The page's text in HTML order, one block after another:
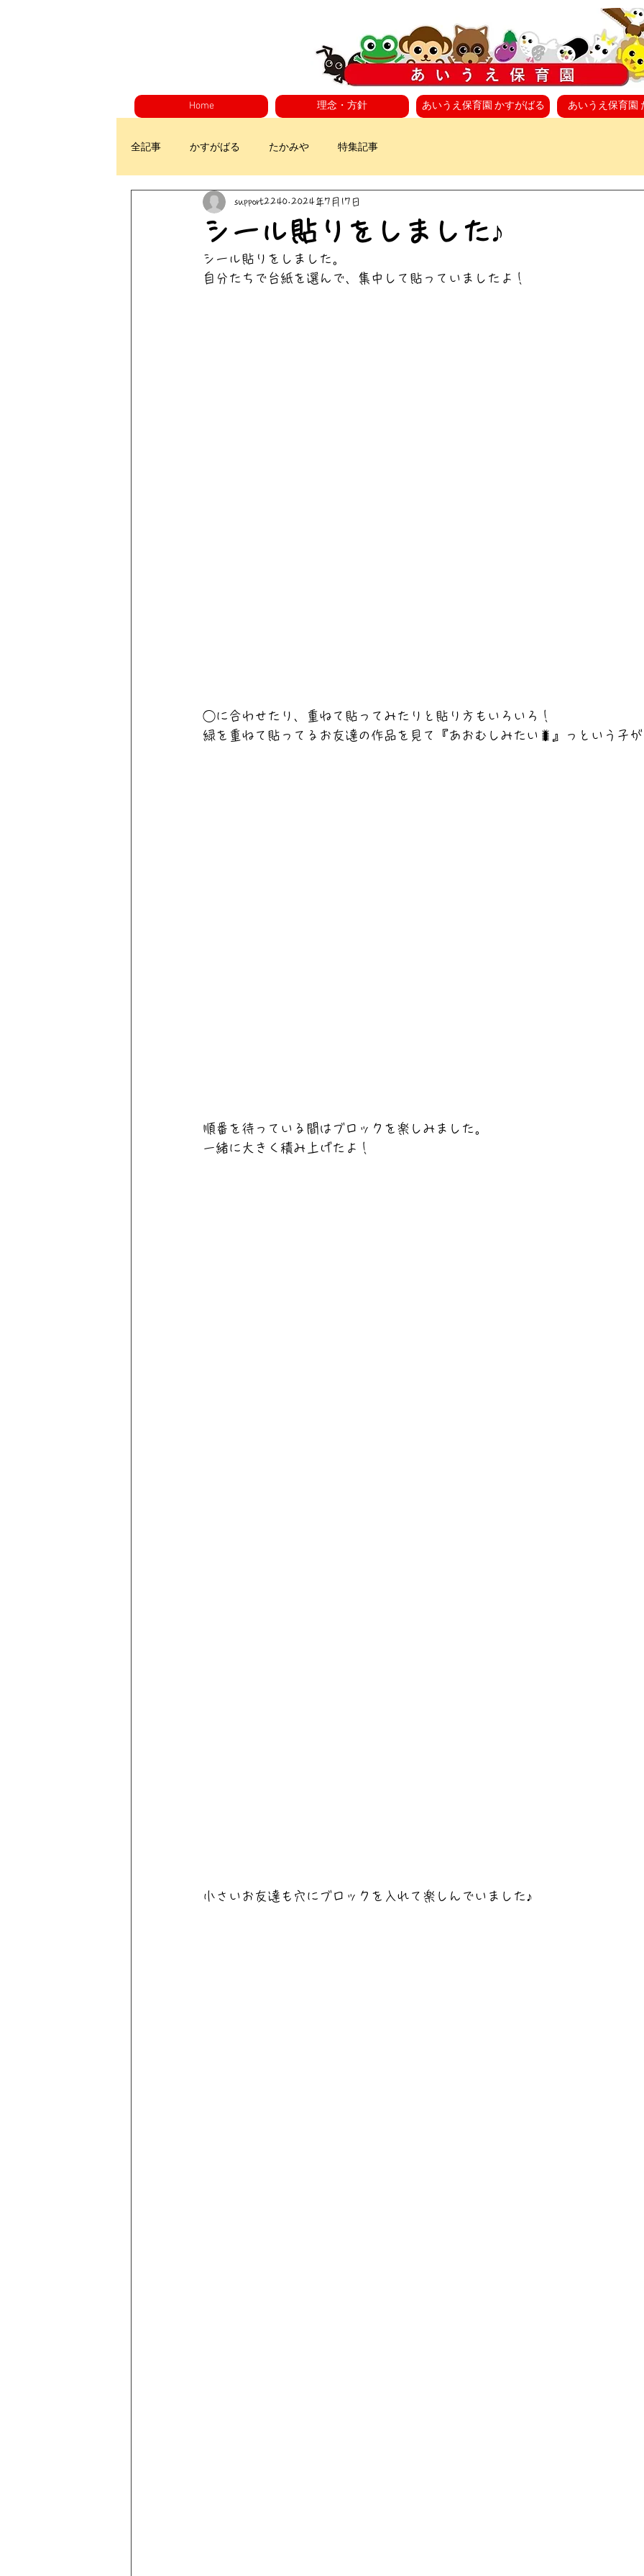
Home 理念・方針 あいうえ保育園 かすがばる あいうえ保育園
全記事 かすがばる たかみや 特集記事
シール貼りをしました♪
support2240 2024年7月17日
シール貼りをしました。
自分たちで台紙を選んで、集中して貼っていましたよ！
◯に合わせたり、重ねて貼ってみたりと貼り方もいろいろ！
緑を重ねて貼ってるお友達の作品を見て『あおむしみたい🐛』っという子
順番を待っている間はブロックを楽しみました。
一緒に大きく積み上げたよ！
小さいお友達も穴にブロックを入れて楽しんでいました♪